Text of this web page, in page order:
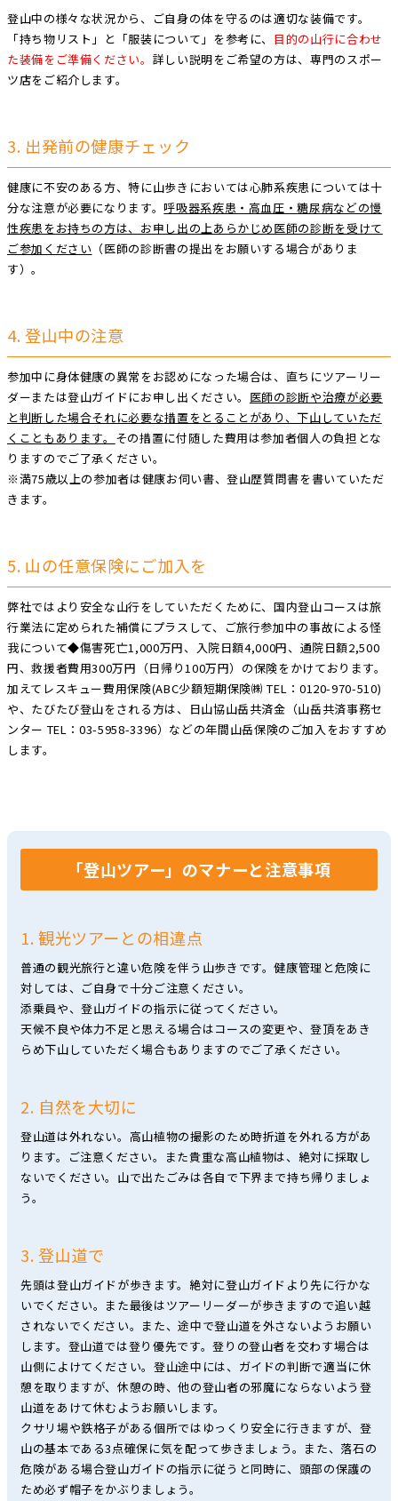
登山中の様々な状況から、ご自身の体を守るのは適切な装備です。
「持ち物リスト」と「服装について」を参考に、 目的の山行に合わせ
た装備をご準備ください。 詳しい説明をご希望の方は、専門のスポー
ツ店をご紹介します。
3. 出発前の健康チェック
健康に不安のある方、特に山歩きにおいては心肺系疾患については十
分な注意が必要になります。呼吸器系疾患・高血圧・糖尿病などの慢
性疾患をお持ちの方は、お申し出の上あらかじめ医師の診断を受けて
ご参加ください （医師の診断書の提出をお願いする場合がありま
す）。
4. 登山中の注意
参加中に身体健康の異常をお認めになった場合は、直ちにツアーリー
ダーまたは登山ガイドにお申し出ください。 医師の診断や治療が必要
と判断した場合それに必要な措置をとることがあり、下山していただ
くこともあります。 その措置に付随した費用は参加者個人の負担とな
りますのでご了承ください。
※満75歳以上の参加者は健康お伺い書、登山歴質問書を書いていただ
きます。
5. 山の任意保険にご加入を
弊社ではより安全な山行をしていただくために、国内登山コースは旅
行業法に定められた補償にプラスして、ご旅行参加中の事故による怪
我について◆傷害死亡1,000万円、入院日額4,000円、通院日額2,500
円、救援者費用300万円（日帰り100万円）の保険をかけております。
加えてレスキュー費用保険(ABC少額短期保険㈱ TEL：0120-970-510)
や、たびたび登山をされる方は、日山協山岳共済金（山岳共済事務セ
ンター TEL：03-5958-3396）などの年間山岳保険のご加入をおすすめ
します。
「登山ツアー」のマナーと注意事項
1. 観光ツアーとの相違点
普通の観光旅行と違い危険を伴う山歩きです。健康管理と危険に
対しては、ご自身で十分ご注意ください。
添乗員や、登山ガイドの指示に従ってください。
天候不良や体力不足と思える場合はコースの変更や、登頂をあき
らめ下山していただく場合もありますのでご了承ください。
2. 自然を大切に
登山道は外れない。高山植物の撮影のため時折道を外れる方があ
ります。ご注意ください。また貴重な高山植物は、絶対に採取し
ないでください。山で出たごみは各自で下界まで持ち帰りましょ
う。
3. 登山道で
先頭は登山ガイドが歩きます。絶対に登山ガイドより先に行かな
いでください。また最後はツアーリーダーが歩きますので追い越
されないでください。また、途中で登山道を外さないようお願い
します。登山道では登り優先です。登りの登山者を交わす場合は
山側によけてください。登山途中には、ガイドの判断で適当に休
憩を取りますが、休憩の時、他の登山者の邪魔にならないよう登
山道をあけて休むようお願いします。
クサリ場や鉄格子がある個所ではゆっくり安全に行きますが、登
山の基本である3点確保に気を配って歩きましょう。また、落石の
危険がある場合登山ガイドの指示に従うと同時に、頭部の保護の
ため必ず帽子をかぶりましょう。